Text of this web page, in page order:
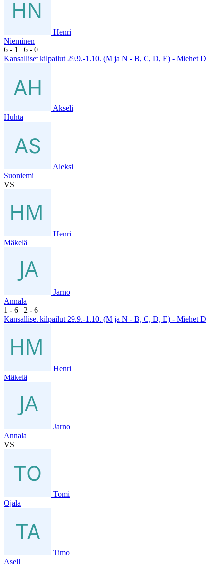
Henri
Nieminen
6 - 1 | 6 - 0
Kansalliset kilpailut 29.9.-1.10. (M ja N - B, C, D, E) - Miehet D
Akseli
Huhta
Aleksi
Suoniemi
VS
Henri
Mäkelä
Jarno
Annala
1 - 6 | 2 - 6
Kansalliset kilpailut 29.9.-1.10. (M ja N - B, C, D, E) - Miehet D
Henri
Mäkelä
Jarno
Annala
VS
Tomi
Ojala
Timo
Asell